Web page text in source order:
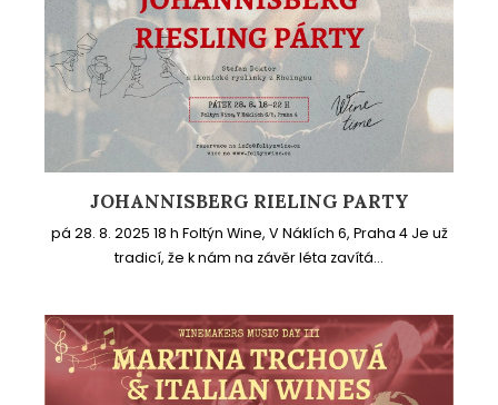
JOHANNISBERG RIELING PARTY
pá 28. 8. 2025 18 h Foltýn Wine, V Náklích 6, Praha 4 Je už
tradicí, že k nám na závěr léta zavítá...